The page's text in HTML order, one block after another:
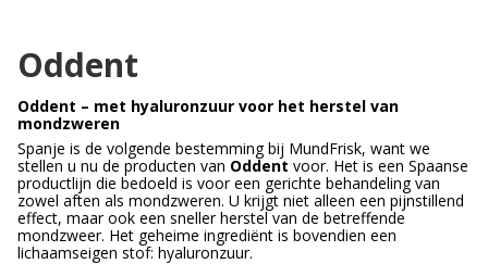
Oddent
Oddent – met hyaluronzuur voor het herstel van
mondzweren
Spanje is de volgende bestemming bij MundFrisk, want we
stellen u nu de producten van Oddent voor. Het is een Spaanse
productlijn die bedoeld is voor een gerichte behandeling van
zowel aften als mondzweren. U krijgt niet alleen een pijnstillend
effect, maar ook een sneller herstel van de betreffende
mondzweer. Het geheime ingrediënt is bovendien een
lichaamseigen stof: hyaluronzuur.